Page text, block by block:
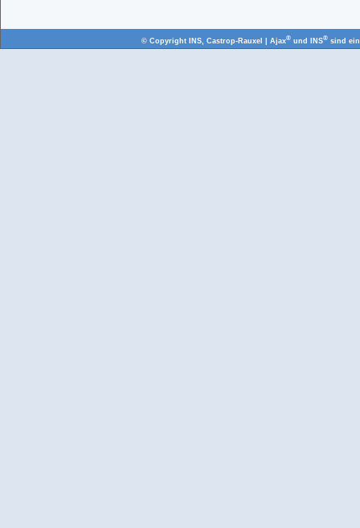
© Copyright INS, Castrop-Rauxel | Ajax®und INS®sind